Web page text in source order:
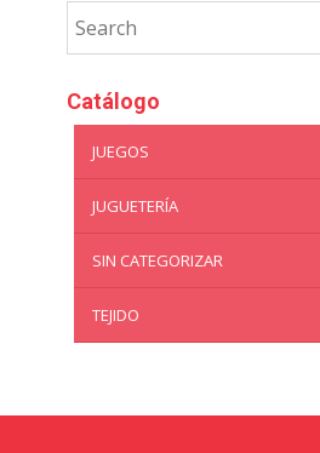
Catálogo
JUEGOS
JUGUETERÍA
SIN CATEGORIZAR
TEJIDO